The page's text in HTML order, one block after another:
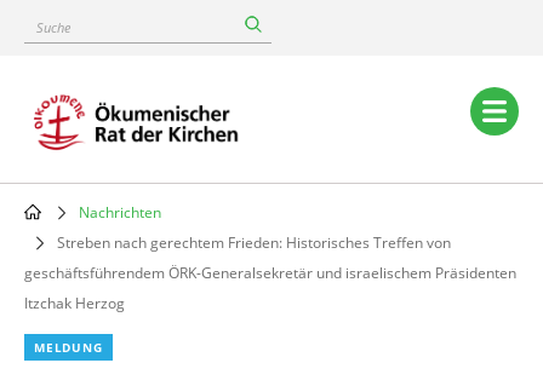
content
Suche
Main
navigation
Breadcrumb
Nachrichten
Streben nach gerechtem Frieden: Historisches Treffen von
geschäftsführendem ÖRK-Generalsekretär und israelischem Präsidenten
Itzchak Herzog
MELDUNG